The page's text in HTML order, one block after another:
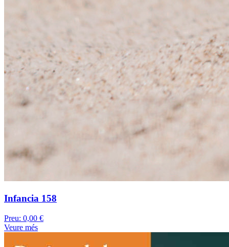
Infancia 158
Preu: 0,00 €
Veure més